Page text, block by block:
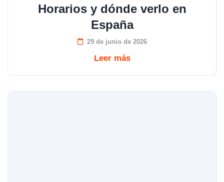
Horarios y dónde verlo en
España
29 de junio de 2026
Leer más